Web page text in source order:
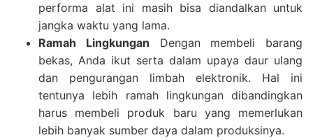
performa alat ini masih bisa diandalkan untuk
jangka waktu yang lama.
Ramah Lingkungan Dengan membeli barang
bekas, Anda ikut serta dalam upaya daur ulang
dan pengurangan limbah elektronik. Hal ini
tentunya lebih ramah lingkungan dibandingkan
harus membeli produk baru yang memerlukan
lebih banyak sumber daya dalam produksinya.